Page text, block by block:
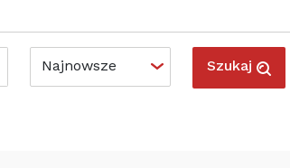
Szukaj